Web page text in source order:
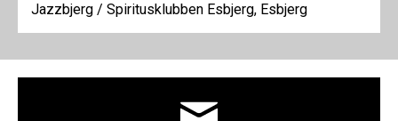
Jazzbjerg / Spiritusklubben Esbjerg, Esbjerg